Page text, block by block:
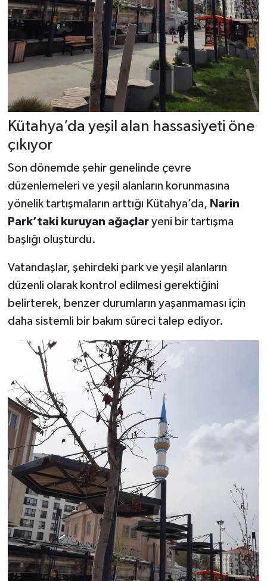
Kütahya’da yeşil alan hassasiyeti öne
çıkıyor
Son dönemde şehir genelinde çevre
düzenlemeleri ve yeşil alanların korunmasına
yönelik tartışmaların arttığı Kütahya’da, Narin
Park’taki kuruyan ağaçlaryeni bir tartışma
başlığı oluşturdu.
Vatandaşlar, şehirdeki park ve yeşil alanların
düzenli olarak kontrol edilmesi gerektiğini
belirterek, benzer durumların yaşanmaması için
daha sistemli bir bakım süreci talep ediyor.